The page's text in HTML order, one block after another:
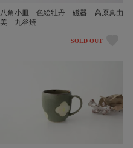
八角小皿 色絵牡丹 磁器 高原真由
美 九谷焼
SOLD OUT